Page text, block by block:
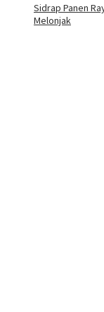
Sidrap Panen
Melonjak